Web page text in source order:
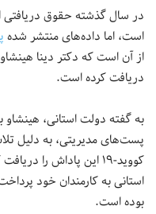
است، اما داده‌های منتشر شده
دریافت کرده است.
پست‌های مدیریتی، به دلیل
کووید-۱۹ این پاداش
بوده است.